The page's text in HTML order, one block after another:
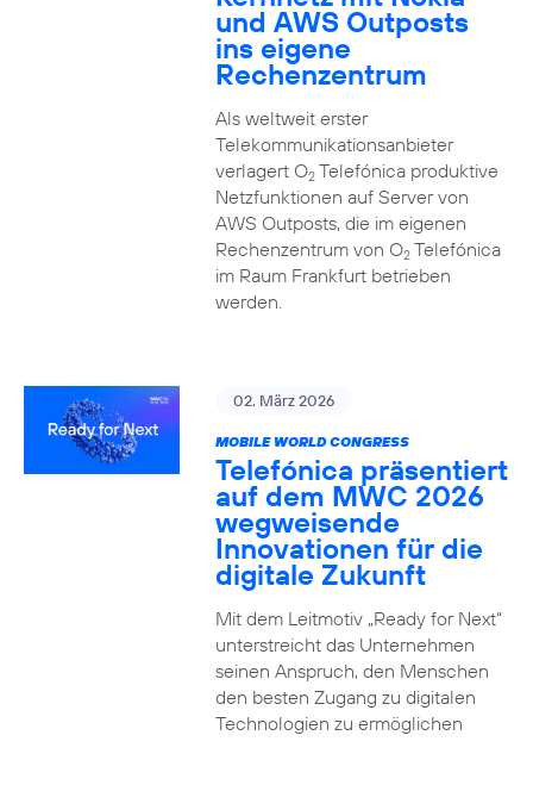
und AWS Outposts
ins eigene
Rechenzentrum
Als weltweit erster
Telekommunikationsanbieter
verlagert O2Telefónica produktive
Netzfunktionen auf Server von
AWS Outposts, die im eigenen
Rechenzentrum von O2Telefónica
im Raum Frankfurt betrieben
werden.
02. März 2026
MOBILE WORLD CONGRESS
Telefónica präsentiert
auf dem MWC 2026
wegweisende
Innovationen für die
digitale Zukunft
Mit dem Leitmotiv „Ready for Next“
unterstreicht das Unternehmen
seinen Anspruch, den Menschen
den besten Zugang zu digitalen
Technologien zu ermöglichen